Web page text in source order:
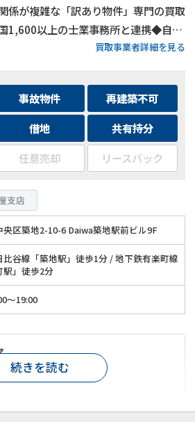
係が複雑な「訳あり物件」専門の買取
1,600以上の士業事務所と連携◆自己
融資審査を待たず最短即日で決済可能
産会社からの相談実績も多数
買取事業者詳細を見る
事故物件
再建築不可
借地
共有持分
任意売却 リースバック
支店
央区築地2-10-6 Daiwa築地駅前ビル9F
比谷線「築地駅」徒歩1分 / 地下鉄有楽町線
駅」徒歩2分
～19:00
ンライン面談可能
レスポンスが早い
続きを読む